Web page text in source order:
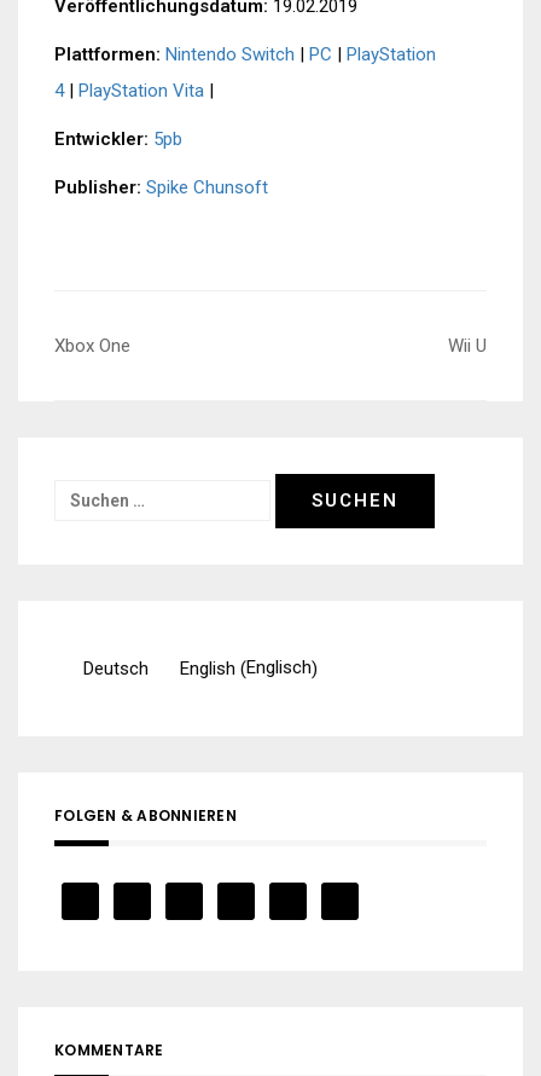
Veröffentlichungsdatum: 19.02.2019
Plattformen: Nintendo Switch | PC | PlayStation
4| PlayStation Vita |
Entwickler: 5pb
Publisher: Spike Chunsoft
Beitragsnavigation
Xbox One Wii U
Suchen
Deutsch English (Englisch)
FOLGEN & ABONNIEREN
KOMMENTARE